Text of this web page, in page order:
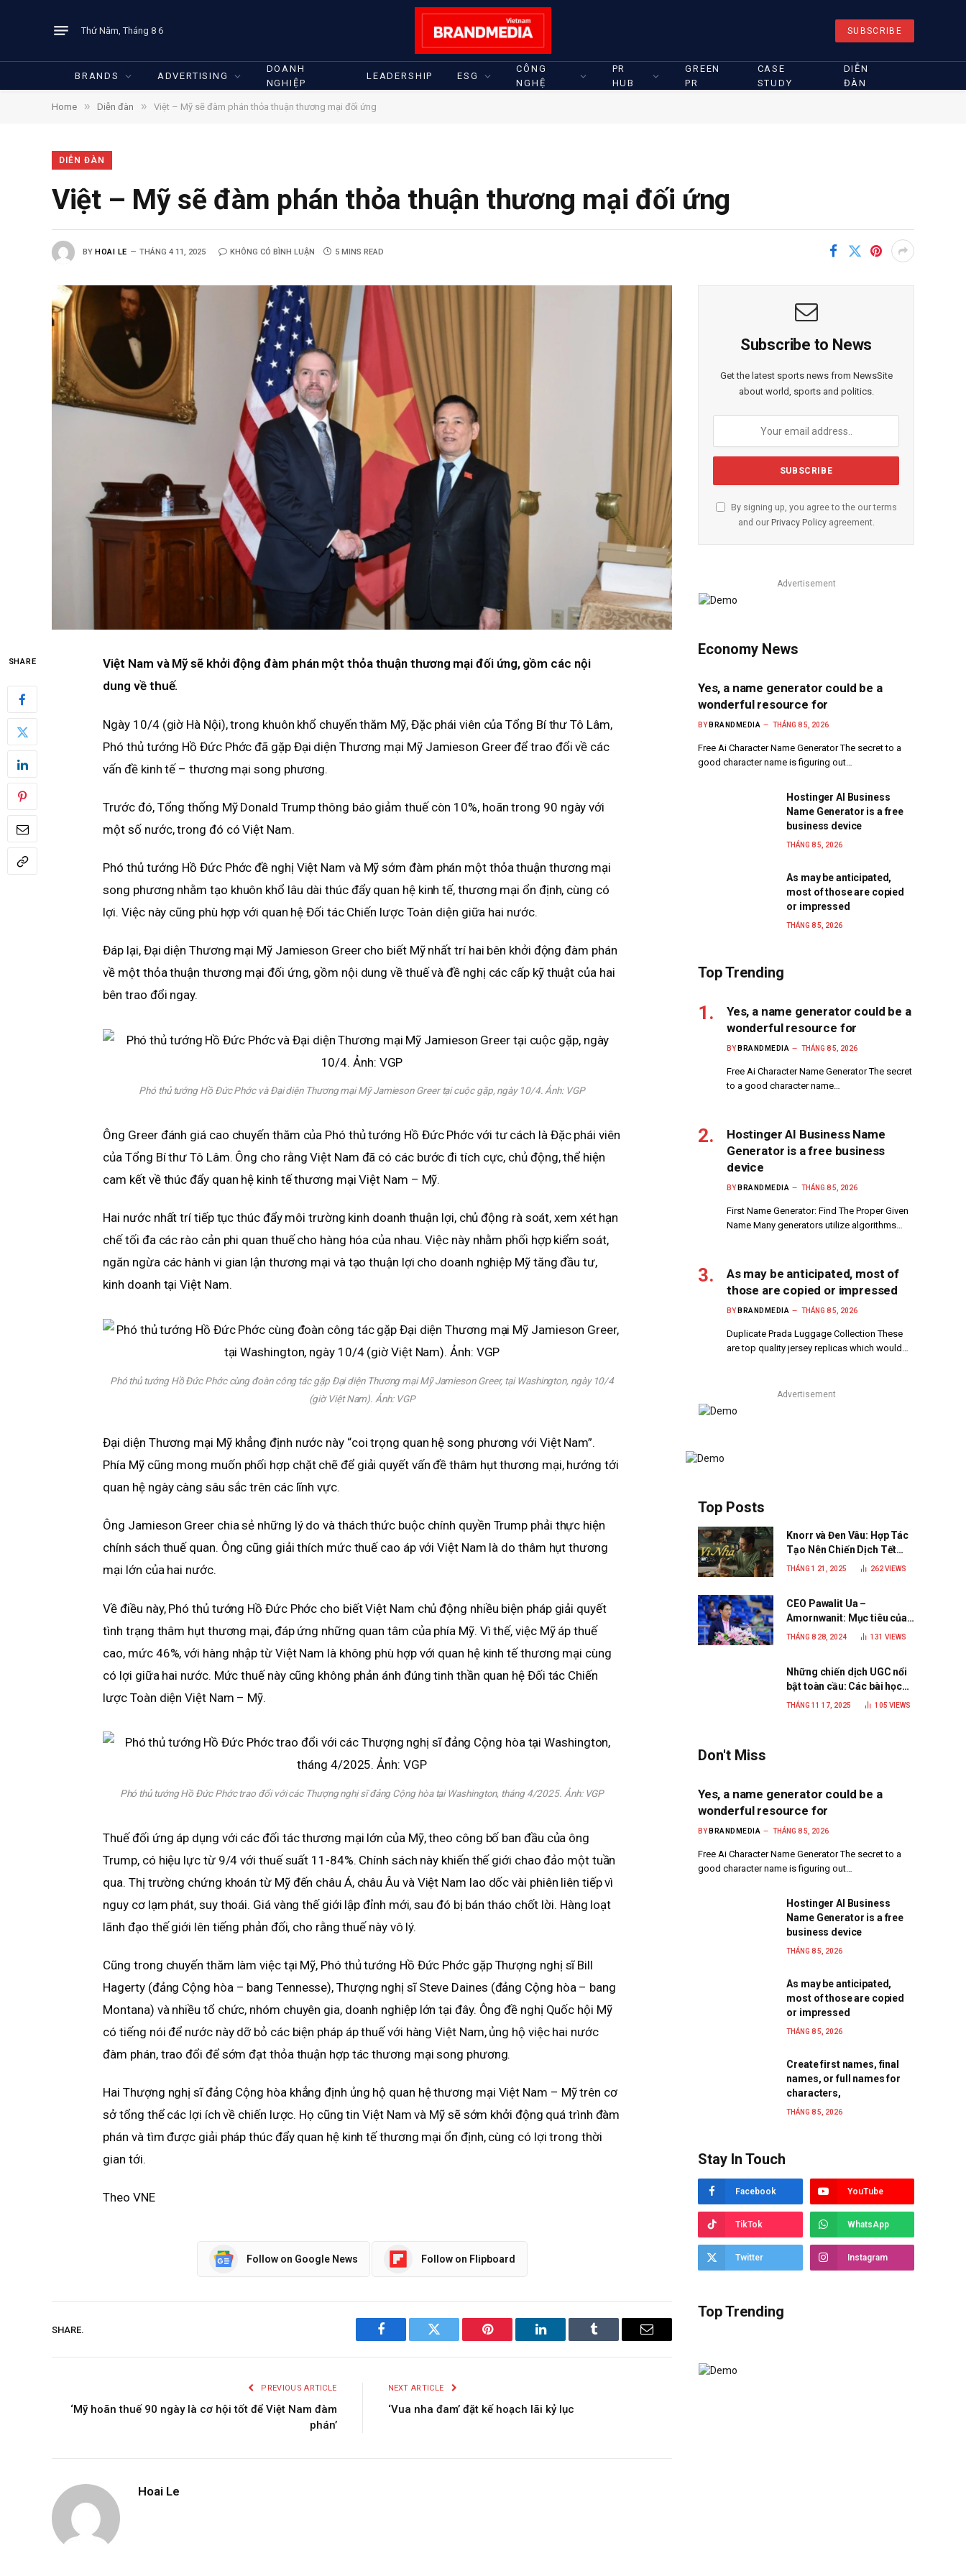
Thứ Năm, Tháng 8 6 SUBSCRIBE
BRANDS ADVERTISING
DOANH
NGHIỆP
LEADERSHIP ESG
CÔNG
NGHỆ
PR
HUB
GREEN
PR
CASE
STUDY
DIỄN
ĐÀN
Home » Diễn đàn » Việt – Mỹ sẽ đàm phán thỏa thuận thương mại đối ứng
DIỄN ĐÀN
Việt – Mỹ sẽ đàm phán thỏa thuận thương mại đối ứng
BY HOAI LE THÁNG 4 11, 2025 KHÔNG CÓ BÌNH LUẬN 5 MINS READ
SHARE
Việt Nam và Mỹ sẽ khởi động đàm phán một thỏa thuận thương mại đối ứng, gồm các nội
dung về thuế.
Ngày 10/4 (giờ Hà Nội), trong khuôn khổ chuyến thăm Mỹ, Đặc phái viên của Tổng Bí thư Tô Lâm,
Phó thủ tướng Hồ Đức Phớc đã gặp Đại diện Thương mại Mỹ Jamieson Greer để trao đổi về các
vấn đề kinh tế – thương mại song phương.
Trước đó, Tổng thống Mỹ Donald Trump thông báo giảm thuế còn 10%, hoãn trong 90 ngày với
một số nước, trong đó có Việt Nam.
Phó thủ tướng Hồ Đức Phớc đề nghị Việt Nam và Mỹ sớm đàm phán một thỏa thuận thương mại
song phương nhằm tạo khuôn khổ lâu dài thúc đẩy quan hệ kinh tế, thương mại ổn định, cùng có
lợi. Việc này cũng phù hợp với quan hệ Đối tác Chiến lược Toàn diện giữa hai nước.
Đáp lại, Đại diện Thương mại Mỹ Jamieson Greer cho biết Mỹ nhất trí hai bên khởi động đàm phán
về một thỏa thuận thương mại đối ứng, gồm nội dung về thuế và đề nghị các cấp kỹ thuật của hai
bên trao đổi ngay.
Phó thủ tướng Hồ Đức Phớc và Đại diện Thương mại Mỹ Jamieson Greer tại cuộc gặp, ngày 10/4. Ảnh: VGP
Ông Greer đánh giá cao chuyến thăm của Phó thủ tướng Hồ Đức Phớc với tư cách là Đặc phái viên
của Tổng Bí thư Tô Lâm. Ông cho rằng Việt Nam đã có các bước đi tích cực, chủ động, thể hiện
cam kết về thúc đẩy quan hệ kinh tế thương mại Việt Nam – Mỹ.
Hai nước nhất trí tiếp tục thúc đẩy môi trường kinh doanh thuận lợi, chủ động rà soát, xem xét hạn
chế tối đa các rào cản phi quan thuế cho hàng hóa của nhau. Việc này nhằm phối hợp kiểm soát,
ngăn ngừa các hành vi gian lận thương mại và tạo thuận lợi cho doanh nghiệp Mỹ tăng đầu tư,
kinh doanh tại Việt Nam.
Phó thủ tướng Hồ Đức Phớc cùng đoàn công tác gặp Đại diện Thương mại Mỹ Jamieson Greer, tại Washington, ngày 10/4
(giờ Việt Nam). Ảnh: VGP
Đại diện Thương mại Mỹ khẳng định nước này “coi trọng quan hệ song phương với Việt Nam”.
Phía Mỹ cũng mong muốn phối hợp chặt chẽ để giải quyết vấn đề thâm hụt thương mại, hướng tới
quan hệ ngày càng sâu sắc trên các lĩnh vực.
Ông Jamieson Greer chia sẻ những lý do và thách thức buộc chính quyền Trump phải thực hiện
chính sách thuế quan. Ông cũng giải thích mức thuế cao áp với Việt Nam là do thâm hụt thương
mại lớn của hai nước.
Về điều này, Phó thủ tướng Hồ Đức Phớc cho biết Việt Nam chủ động nhiều biện pháp giải quyết
tình trạng thâm hụt thương mại, đáp ứng những quan tâm của phía Mỹ. Vì thế, việc Mỹ áp thuế
cao, mức 46%, với hàng nhập từ Việt Nam là không phù hợp với quan hệ kinh tế thương mại cùng
có lợi giữa hai nước. Mức thuế này cũng không phản ánh đúng tinh thần quan hệ Đối tác Chiến
lược Toàn diện Việt Nam – Mỹ.
Phó thủ tướng Hồ Đức Phớc trao đổi với các Thượng nghị sĩ đảng Cộng hòa tại Washington, tháng 4/2025. Ảnh: VGP
Thuế đối ứng áp dụng với các đối tác thương mại lớn của Mỹ, theo công bố ban đầu của ông
Trump, có hiệu lực từ 9/4 với thuế suất 11-84%. Chính sách này khiến thế giới chao đảo một tuần
qua. Thị trường chứng khoán từ Mỹ đến châu Á, châu Âu và Việt Nam lao dốc vài phiên liên tiếp vì
nguy cơ lạm phát, suy thoái. Giá vàng thế giới lập đỉnh mới, sau đó bị bán tháo chốt lời. Hàng loạt
lãnh đạo thế giới lên tiếng phản đối, cho rằng thuế này vô lý.
Cũng trong chuyến thăm làm việc tại Mỹ, Phó thủ tướng Hồ Đức Phớc gặp Thượng nghị sĩ Bill
Hagerty (đảng Cộng hòa – bang Tennesse), Thượng nghị sĩ Steve Daines (đảng Cộng hòa – bang
Montana) và nhiều tổ chức, nhóm chuyên gia, doanh nghiệp lớn tại đây. Ông đề nghị Quốc hội Mỹ
có tiếng nói để nước này dỡ bỏ các biện pháp áp thuế với hàng Việt Nam, ủng hộ việc hai nước
đàm phán, trao đổi để sớm đạt thỏa thuận hợp tác thương mại song phương.
Hai Thượng nghị sĩ đảng Cộng hòa khẳng định ủng hộ quan hệ thương mại Việt Nam – Mỹ trên cơ
sở tổng thể các lợi ích về chiến lược. Họ cũng tin Việt Nam và Mỹ sẽ sớm khởi động quá trình đàm
phán và tìm được giải pháp thúc đẩy quan hệ kinh tế thương mại ổn định, cùng có lợi trong thời
gian tới.
Theo VNE
Follow on Google News Follow on Flipboard
SHARE.
Facebook Twitter Pinterest LinkedIn Tumblr Email
PREVIOUS ARTICLE
‘Mỹ hoãn thuế 90 ngày là cơ hội tốt để Việt Nam đàm
phán’
NEXT ARTICLE
‘Vua nha đam’ đặt kế hoạch lãi kỷ lục
Hoai Le
Subscribe to News
Get the latest sports news from NewsSite
about world, sports and politics.
By signing up, you agree to the our terms
and our Privacy Policyagreement.
Advertisement
Economy News
Yes, a name generator could be a
wonderful resource for
BY BRANDMEDIA THÁNG 8 5, 2026
Free Ai Character Name Generator The secret to a
good character name is figuring out…
Hostinger AI Business
Name Generator is a free
business device
THÁNG 8 5, 2026
As may be anticipated,
most of those are copied
or impressed
THÁNG 8 5, 2026
Top Trending
Yes, a name generator could be a
wonderful resource for
BY BRANDMEDIA THÁNG 8 5, 2026
Free Ai Character Name Generator The secret
to a good character name…
Hostinger AI Business Name
Generator is a free business
device
BY BRANDMEDIA THÁNG 8 5, 2026
First Name Generator: Find The Proper Given
Name Many generators utilize algorithms…
As may be anticipated, most of
those are copied or impressed
BY BRANDMEDIA THÁNG 8 5, 2026
Duplicate Prada Luggage Collection These
are top quality jersey replicas which would…
Advertisement
Top Posts
Knorr và Đen Vâu: Hợp Tác
Tạo Nên Chiến Dịch Tết
2025 Đầy Cảm Xúc “Vị Nhà”
THÁNG 1 21, 2025 262VIEWS
CEO Pawalit Ua –
Amornwanit: Mục tiêu của
C.P. Việt Nam là trở thành
THÁNG 8 28, 2024 131VIEWS
Những chiến dịch UGC nổi
bật toàn cầu: Các bài học
đắt giá cho thương hiệu
THÁNG 11 17, 2025 105VIEWS
Don't Miss
Yes, a name generator could be a
wonderful resource for
BY BRANDMEDIA THÁNG 8 5, 2026
Free Ai Character Name Generator The secret to a
good character name is figuring out…
Hostinger AI Business
Name Generator is a free
business device
THÁNG 8 5, 2026
As may be anticipated,
most of those are copied
or impressed
THÁNG 8 5, 2026
Create first names, final
names, or full names for
characters,
THÁNG 8 5, 2026
Stay In Touch
Facebook YouTube
TikTok WhatsApp
Twitter Instagram
Top Trending